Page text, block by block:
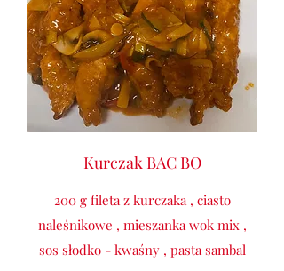
Kurczak BAC BO
200 g fileta z kurczaka , ciasto
naleśnikowe , mieszanka wok mix ,
sos słodko - kwaśny , pasta sambal